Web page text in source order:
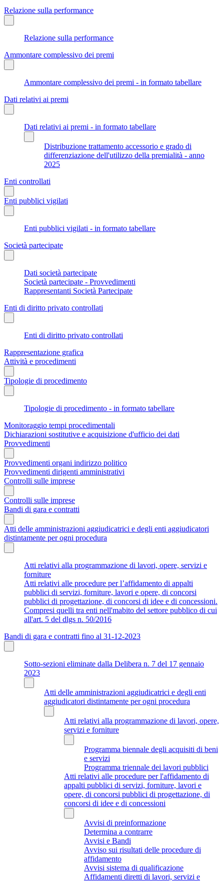
Relazione sulla performance
Relazione sulla performance
Ammontare complessivo dei premi
Ammontare complessivo dei premi - in formato tabellare
Dati relativi ai premi
Dati relativi ai premi - in formato tabellare
Distribuzione trattamento accessorio e grado di
differenziazione dell'utilizzo della premialità - anno
2025
Enti controllati
Enti pubblici vigilati
Enti pubblici vigilati - in formato tabellare
Società partecipate
Dati società partecipate
Società partecipate - Provvedimenti
Rappresentanti Società Partecipate
Enti di diritto privato controllati
Enti di diritto privato controllati
Rappresentazione grafica
Attività e procedimenti
Tipologie di procedimento
Tipologie di procedimento - in formato tabellare
Monitoraggio tempi procedimentali
Dichiarazioni sostitutive e acquisizione d'ufficio dei dati
Provvedimenti
Provvedimenti organi indirizzo politico
Provvedimenti dirigenti amministrativi
Controlli sulle imprese
Controlli sulle imprese
Bandi di gara e contratti
Atti delle amministrazioni aggiudicatrici e degli enti aggiudicatori
distintamente per ogni procedura
Atti relativi alla programmazione di lavori, opere, servizi e
forniture
Atti relativi alle procedure per l’affidamento di appalti
pubblici di servizi, forniture, lavori e opere, di concorsi
pubblici di progettazione, di concorsi di idee e di concessioni.
Compresi quelli tra enti nell'mabito del settore pubblico di cui
all'art. 5 del dlgs n. 50/2016
Bandi di gara e contratti fino al 31-12-2023
Sotto-sezioni eliminate dalla Delibera n. 7 del 17 gennaio
2023
Atti delle amministrazioni aggiudicatrici e degli enti
aggiudicatori distintamente per ogni procedura
Atti relativi alla programmazione di lavori, opere,
servizi e forniture
Programma biennale degli acquisiti di beni
e servizi
Programma triennale dei lavori pubblici
Atti relativi alle procedure per l'affidamento di
appalti pubblici di servizi, forniture, lavori e
opere, di concorsi pubblici di progettazione, di
concorsi di idee e di concessioni
Avvisi di preinformazione
Determina a contrarre
Avvisi e Bandi
Avviso sui risultati delle procedure di
affidamento
Avvisi sistema di qualificazione
Affidamenti diretti di lavori, servizi e